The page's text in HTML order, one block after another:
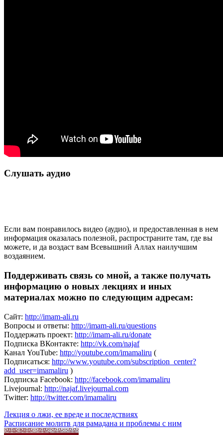
Слушать аудио
Если вам понравилось видео (аудио), и предоставленная в нем
информация оказалась полезной, распространите там, где вы
можете, и да воздаст вам Всевышний Аллах наилучшим
воздаянием.
Поддерживать связь со мной, а также получать
информацию о новых лекциях и иных
материалах можно по следующим адресам:
Сайт: http://imam-ali.ru
Вопросы и ответы: http://imam-ali.ru/questions
Поддержать проект: http://imam-ali.ru/donate
Подписка ВКонтакте: http://vk.com/najaf
Канал YouTube: http://youtube.com/imamaliru (
Подписаться: http://www.youtube.com/subscription_center?
add_user=imamaliru )
Подписка Facebook: http://facebook.com/imamaliru
Livejournal: http://najaf.livejournal.com
Twitter: http://twitter.com/imamaliru
Навигация
по
Лекция о лжи, ее вреде и последствиях
Расписание молитв для рамадана и проблемы с ним